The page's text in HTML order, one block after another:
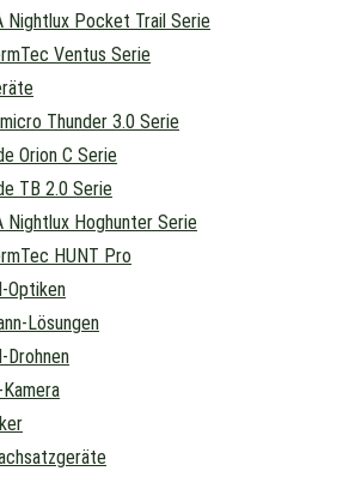
Nightlux Pocket Trail Serie
Ventus Serie
Thunder 3.0 Serie
Orion C Serie
TB 2.0 Serie
Nightlux Hoghunter Serie
HUNT Pro
Optiken
Lösungen
Drohnen